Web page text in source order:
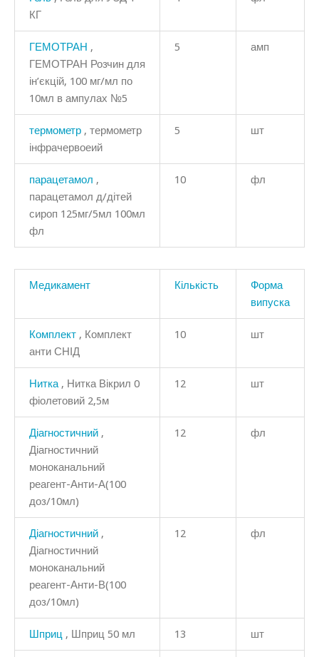
КГ
ГЕМОТРАН ,
ГЕМОТРАН Розчин для
ін’єкцій, 100 мг/мл по
10мл в ампулах №5
5 амп
термометр , термометр
інфрачервоеий
5 шт
парацетамол ,
парацетамол д/дітей
сироп 125мг/5мл 100мл
фл
10 фл
Медикамент Кількість
Форма
випуска
Комплект , Комплект
анти СНІД
10 шт
Нитка , Нитка Вікрил 0
фіолетовий 2,5м
12 шт
Діагностичний ,
Діагностичний
моноканальний
реагент-Анти-А(100
доз/10мл)
12 фл
Діагностичний ,
Діагностичний
моноканальний
реагент-Анти-В(100
доз/10мл)
12 фл
Шприц , Шприц 50 мл 13 шт